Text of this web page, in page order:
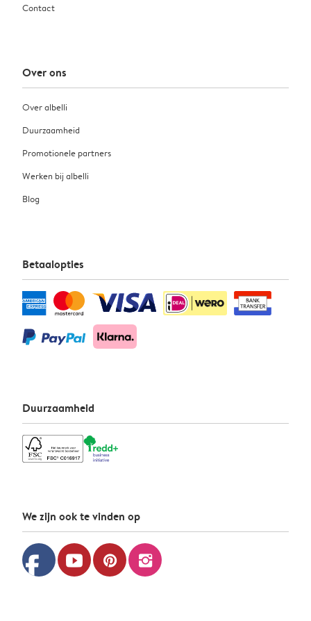
Contact
Over ons
Over albelli
Duurzaamheid
Promotionele partners
Werken bij albelli
Blog
Betaalopties
Duurzaamheid
We zijn ook te vinden op
facebook youtube pinterest instagram